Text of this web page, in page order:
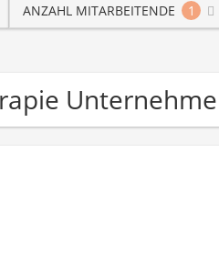
ANZAHL MITARBEITENDE 1